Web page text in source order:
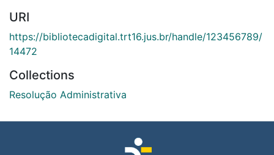
URI
https://bibliotecadigital.trt16.jus.br/handle/123456789/
14472
Collections
Resolução Administrativa